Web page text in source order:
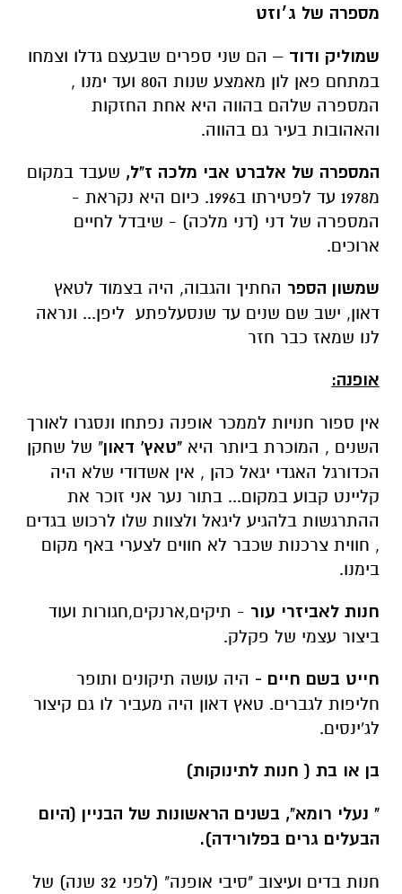
מספרה של ג׳וזט
שמוליק ודוד – הם שני ספרים שבעצם גדלו וצמחו
במתחם פאן לון מאמצע שנות ה80 ועד ימנו ,
המספרה שלהם בהווה היא אחת החזקות
והאהובות בעיר גם בהווה.
המספרה של אלברט אבי מלכה ז"ל, שעבד במקום
מ1978 עד לפטירתו ב1996. כיום היא נקראת -
המספרה של דני (דני מלכה) - שיבדל לחיים
ארוכים.
שמשון הספר החתיך והגבוה, היה בצמוד לטאץ
דאון, ישב שם שנים עד שנסעלפתע ליפן... ונראה
לנו שמאז כבר חזר
אופנה:
אין ספור חנויות לממכר אופנה נפתחו ונסגרו לאורך
השנים , המוכרת ביותר היא "טאץ' דאון" של שחקן
הכדורגל האגדי יגאל כהן , אין אשדודי שלא היה
קליינט קבוע במקום... בתור נער אני זוכר את
ההתרגשות בלהגיע ליגאל ולצוות שלו לרכוש בגדים
, חווית צרכנות שכבר לא חווים לצערי באף מקום
בימנו.
חנות לאביזרי עור - תיקים,ארנקים,חגורות ועוד
ביצור עצמי של פקלק.
חייט בשם חיים - היה עושה תיקונים ותופר
חליפות לגברים. טאץ דאון היה מעביר לו גם קיצור
לג'ינסים.
בן או בת ( חנות לתינוקות)
" נעלי רומא", בשנים הראשונות של הבניין (היום
הבעלים גרים בפלורידה).
חנות בדים ועיצוב "סיבי אופנה" (לפני 32 שנה) של